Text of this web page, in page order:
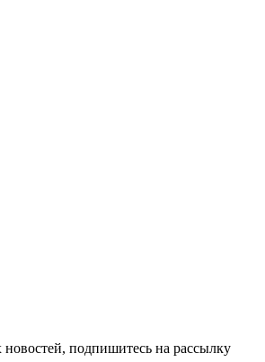
новостей, подпишитесь на рассылку